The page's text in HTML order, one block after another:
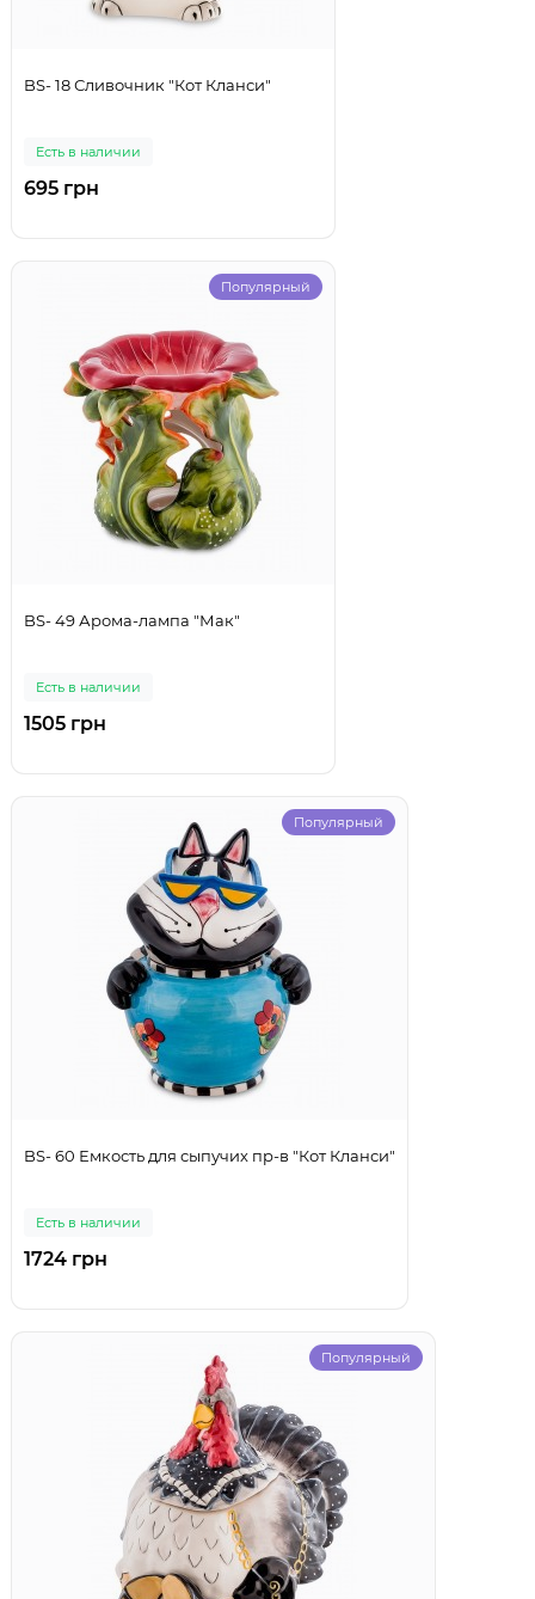
BS- 18 Сливочник "Кот Кланси"
Есть в наличии
695 грн
Популярный
BS- 49 Арома-лампа "Мак"
Есть в наличии
1505 грн
Популярный
BS- 60 Емкость для сыпучих пр-в "Кот Кланси"
Есть в наличии
1724 грн
Популярный